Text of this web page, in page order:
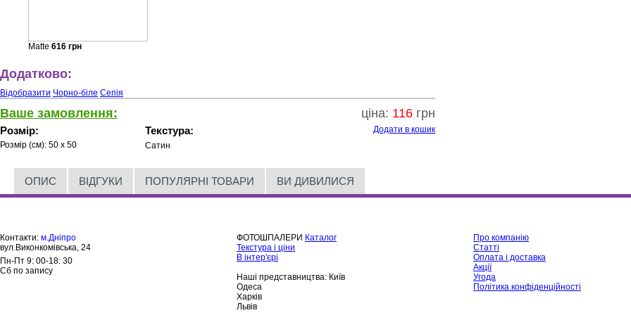
Matte 616 грн
Додатково:
Відобразити Чорно-біле Сепія
Ваше замовлення: ціна: 116 грн
Розмір:
Розмір (см): 50 x 50
Текстура:
Сатин
Додати в кошик
ОПИС ВІДГУКИ ПОПУЛЯРНІ ТОВАРИ ВИ ДИВИЛИСЯ
Контакти: м.Дніпро
вул.Виконкомівська, 24
Пн-Пт 9: 00-18: 30
Сб по запису
ФОТОШПАЛЕРИ Каталог
Текстура і ціни
В інтер'єрі
Наші представництва: Київ
Одеса
Харків
Львів
Про компанію
Статті
Оплата і доставка
Акції
Угода
Політика конфіденційності